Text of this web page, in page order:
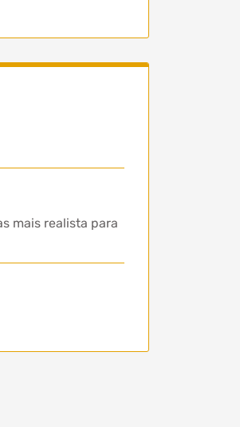
mais realista para